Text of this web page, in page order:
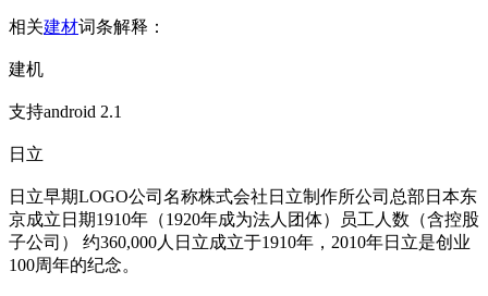
相关建材词条解释：
建机
支持android 2.1
日立
日立早期LOGO公司名称株式会社日立制作所公司总部日本东
京成立日期1910年（1920年成为法人团体）员工人数（含控股
子公司） 约360,000人日立成立于1910年，2010年日立是创业
100周年的纪念。